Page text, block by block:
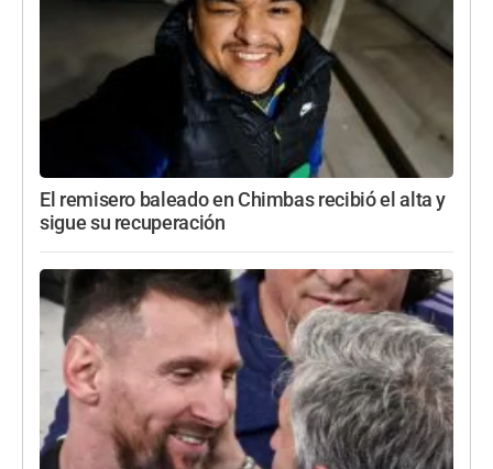
El remisero baleado en Chimbas recibió el alta y
sigue su recuperación